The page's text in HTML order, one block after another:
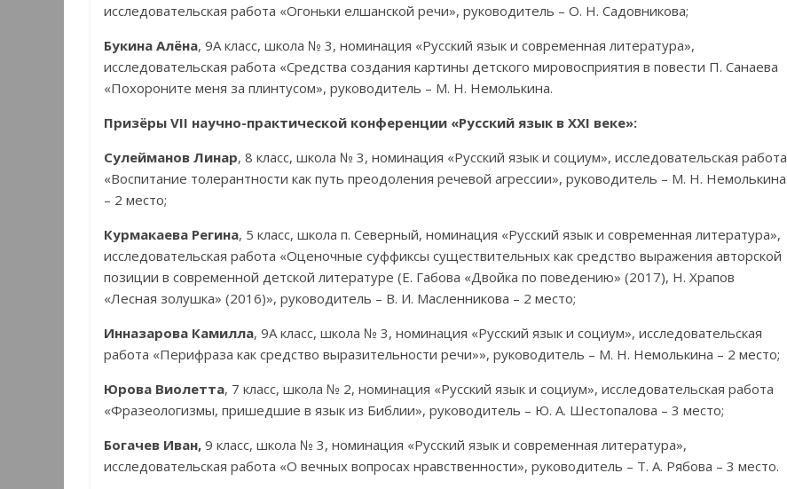
исследовательская работа «Огоньки елшанской речи», руководитель – О. Н. Садовникова;
Букина Алёна, 9А класс, школа № 3, номинация «Русский язык и современная литература»,
исследовательская работа «Средства создания картины детского мировосприятия в повести П. Санаева
«Похороните меня за плинтусом», руководитель – М. Н. Немолькина.
Призёры VII научно-практической конференции «Русский язык в ХХI веке»:
Сулейманов Линар, 8 класс, школа № 3, номинация «Русский язык и социум», исследовательская работа
«Воспитание толерантности как путь преодоления речевой агрессии», руководитель – М. Н. Немолькина
– 2 место;
Курмакаева Регина, 5 класс, школа п. Северный, номинация «Русский язык и современная литература»,
исследовательская работа «Оценочные суффиксы существительных как средство выражения авторской
позиции в современной детской литературе (Е. Габова «Двойка по поведению» (2017), Н. Храпов
«Лесная золушка» (2016)», руководитель – В. И. Масленникова – 2 место;
Инназарова Камилла, 9А класс, школа № 3, номинация «Русский язык и социум», исследовательская
работа «Перифраза как средство выразительности речи»», руководитель – М. Н. Немолькина – 2 место;
Юрова Виолетта, 7 класс, школа № 2, номинация «Русский язык и социум», исследовательская работа
«Фразеологизмы, пришедшие в язык из Библии», руководитель – Ю. А. Шестопалова – 3 место;
Богачев Иван, 9 класс, школа № 3, номинация «Русский язык и современная литература»,
исследовательская работа «О вечных вопросах нравственности», руководитель – Т. А. Рябова – 3 место.